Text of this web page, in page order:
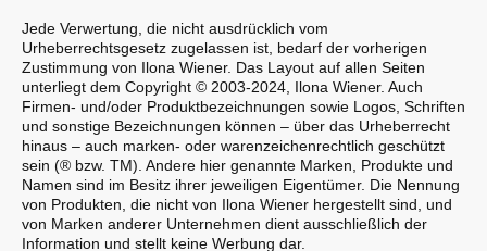
Jede Verwertung, die nicht ausdrücklich vom
Urheberrechtsgesetz zugelassen ist, bedarf der vorherigen
Zustimmung von Ilona Wiener. Das Layout auf allen Seiten
unterliegt dem Copyright © 2003-2024, Ilona Wiener. Auch
Firmen- und/oder Produktbezeichnungen sowie Logos, Schriften
und sonstige Bezeichnungen können – über das Urheberrecht
hinaus – auch marken- oder warenzeichenrechtlich geschützt
sein (® bzw. TM). Andere hier genannte Marken, Produkte und
Namen sind im Besitz ihrer jeweiligen Eigentümer. Die Nennung
von Produkten, die nicht von Ilona Wiener hergestellt sind, und
von Marken anderer Unternehmen dient ausschließlich der
Information und stellt keine Werbung dar.